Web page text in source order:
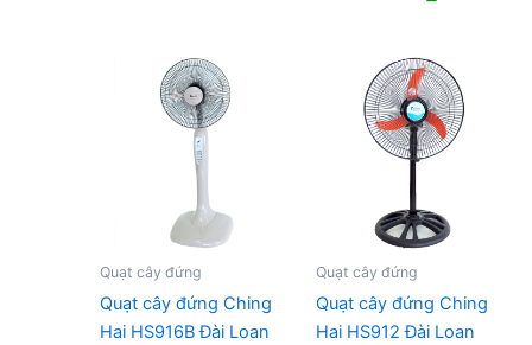
2.560.000 ₫.là:
Quạt cây đứng
Quạt cây đứng Ching
Hai HS916B Đài Loan
Quạt cây đứng
Quạt cây đứng Ching
Hai HS912 Đài Loan